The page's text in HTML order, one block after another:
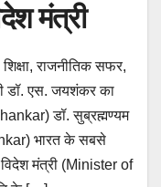
मंत्री
राजनीतिक सफर,
डॉ. एस. जयशंकर का
डॉ. सुब्रह्मण्यम
भारत के सबसे
मंत्री (Minister of